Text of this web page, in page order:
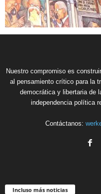
Nuestro compromiso es
al pensamiento crítico para la
democrática y libertaria de
independencia política
Contáctanos:
Incluso más noticias